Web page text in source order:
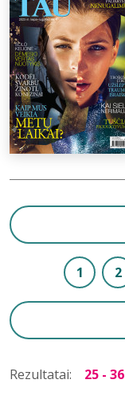
1 2
Rezultatai: 25 - 36